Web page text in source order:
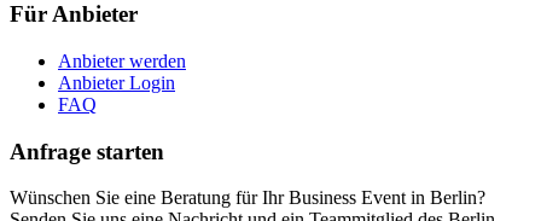
Für Anbieter
Anbieter werden
Anbieter Login
FAQ
Anfrage starten
Wünschen Sie eine Beratung für Ihr Business Event in Berlin?